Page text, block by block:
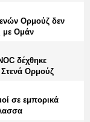
Ορμούζ δεν
με Ομάν
δέχθηκε
Ορμούζ
σε εμπορικά